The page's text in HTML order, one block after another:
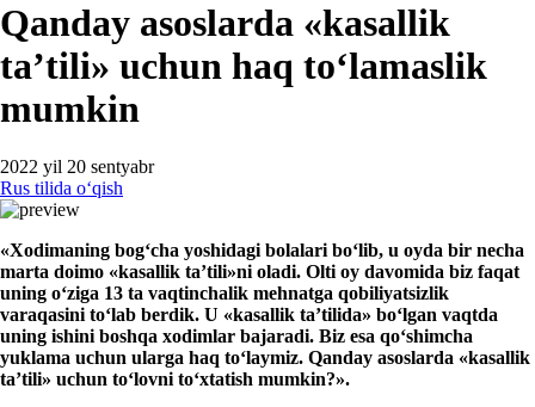
Qanday asoslarda «kasallik
ta’tili» uchun haq toʻlamaslik
mumkin
2022 yil 20 sentyabr
Rus tilida oʻqish
«Xodimaning bogʻcha yoshidagi bolalari boʻlib, u oyda bir necha
marta doimo «kasallik ta’tili»ni oladi. Olti oy davomida biz faqat
uning oʻziga 13 ta vaqtinchalik mehnatga qobiliyatsizlik
varaqasini toʻlab berdik. U «kasallik ta’tilida» boʻlgan vaqtda
uning ishini boshqa хodimlar bajaradi. Biz esa qoʻshimcha
yuklama uchun ularga haq toʻlaymiz. Qanday asoslarda «kasallik
ta’tili» uchun toʻlovni toʻхtatish mumkin?».